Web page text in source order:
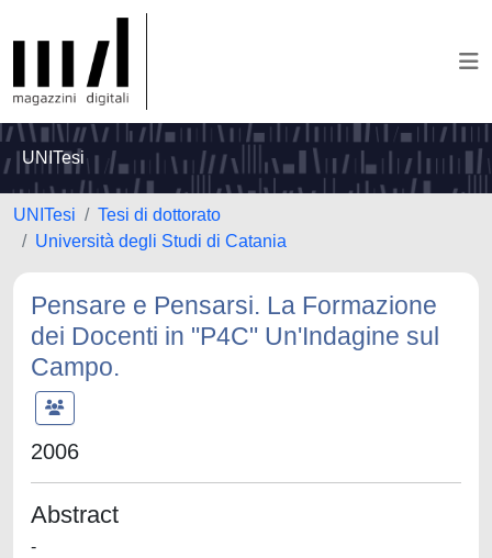
UNITesi
UNITesi
Tesi di dottorato
Università degli Studi di Catania
Pensare e Pensarsi. La Formazione
dei Docenti in "P4C" Un'Indagine sul
Campo.
2006
Abstract
-